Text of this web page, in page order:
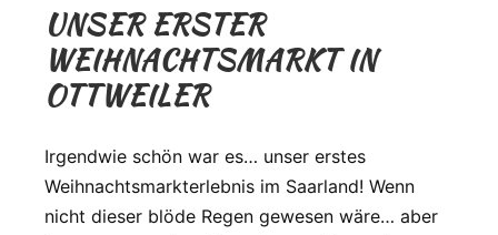
TOURISMUS- UND KULTURZENTRALE NEUNKIRCHEN
UNSER ERSTER
WEIHNACHTSMARKT IN
OTTWEILER
Irgendwie schön war es… unser erstes
Weihnachtsmarkterlebnis im Saarland! Wenn
nicht dieser blöde Regen gewesen wäre… aber